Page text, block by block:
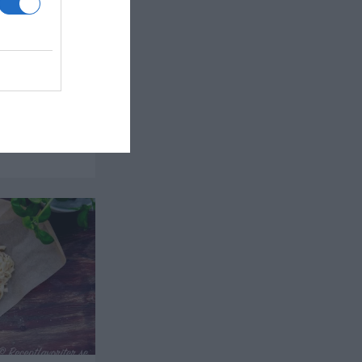
spenat
eller...